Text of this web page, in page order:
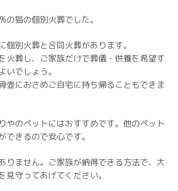
猫の個別火葬でした。
個別火葬と合同火葬があります。
火葬し、ご家族だけで葬儀・供養を希望す
いでしょう。
壺におさめご自宅に持ち帰ることもできま
やのペットにはおすすめです。他のペット
できるので安心です。
りません。ご家族が納得できる方法で、大
見守ってあげてください。